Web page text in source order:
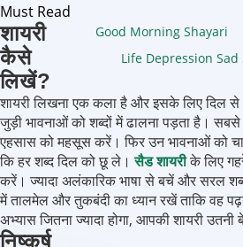
Must Read
Good Morning Shayari
Life Depression Sad
शायरी
कैसे
लिखें?
शायरी लिखना एक कला है और इसके लिए दिल से
जुड़ी भावनाओं को शब्दों में ढालना पड़ता है।
एहसास को महसूस करें। फिर उन भावनाओं को
कि हर शब्द दिल को छू ले।सैड शायरीके लिए
करें। ज्यादा अलंकारिक भाषा से बचें और सरल
में तालमेल और तुकबंदी का ध्यान रखें ताकि वह
अभ्यास जितना ज्यादा होगा, आपकी शायरी उतनी
निष्कर्ष